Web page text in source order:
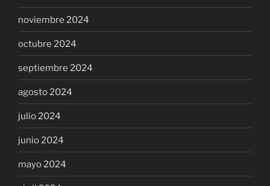
noviembre 2024
octubre 2024
septiembre 2024
agosto 2024
julio 2024
junio 2024
mayo 2024